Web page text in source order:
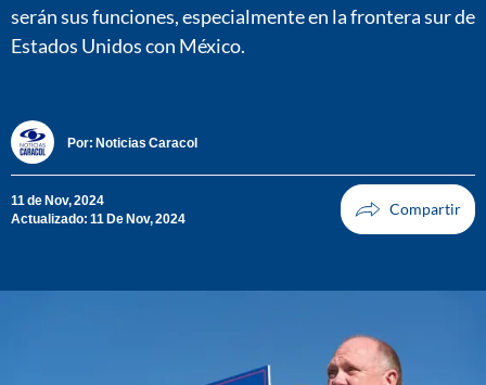
serán sus funciones, especialmente en la frontera sur de
Estados Unidos con México.
Por: Noticias Caracol
11 de Nov, 2024
Actualizado: 11 De Nov, 2024